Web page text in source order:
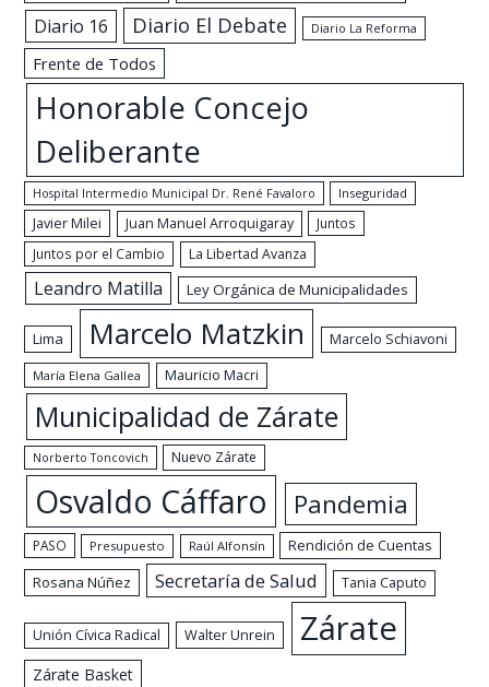
Diario 16 Diario El Debate Diario La Reforma
Frente de Todos
Honorable Concejo
Deliberante
Hospital Intermedio Municipal Dr. René Favaloro Inseguridad
Javier Milei Juan Manuel Arroquigaray
Juntos
Juntos por el Cambio
La Libertad Avanza
Leandro Matilla Ley Orgánica de Municipalidades
Lima Marcelo Matzkin Marcelo Schiavoni
María Elena Gallea Mauricio Macri
Municipalidad de Zárate
Norberto Toncovich Nuevo Zárate
Osvaldo Cáffaro Pandemia
PASO Presupuesto Raúl Alfonsín
Rendición de Cuentas
Rosana Núñez
Secretaría de Salud Tania Caputo
Unión Cívica Radical Walter Unrein Zárate
Zárate Basket